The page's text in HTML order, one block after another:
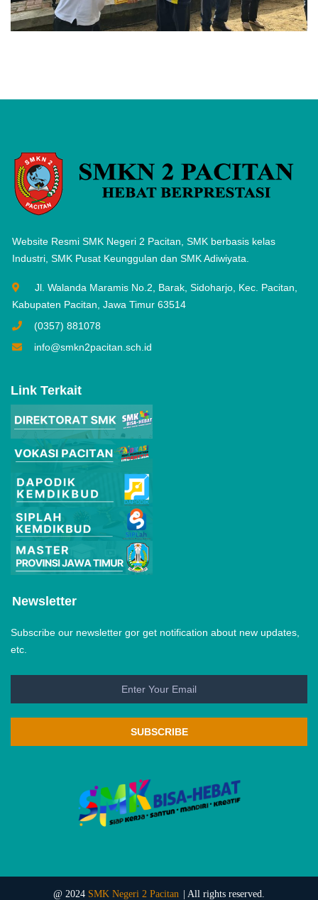
Website Resmi SMK Negeri 2 Pacitan, SMK berbasis kelas
Industri, SMK Pusat Keunggulan dan SMK Adiwiyata.
Jl. Walanda Maramis No.2, Barak, Sidoharjo, Kec. Pacitan,
Kabupaten Pacitan, Jawa Timur 63514
(0357) 881078
info@smkn2pacitan.sch.id
Link Terkait
Newsletter
Subscribe our newsletter gor get notification about new updates,
etc.
SUBSCRIBE
@ 2024 SMK Negeri 2 Pacitan | All rights reserved.